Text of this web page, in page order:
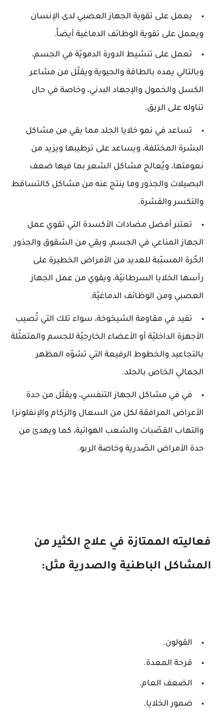
يعمل على تقوية الجهاز العصبي لدى الإنسان
ويعمل على تقوية الوظائف الدماغية أيضاً.
تعمل على تنشيط الدورة الدمويّة في الجسم،
وبالتالي يمده بالطاقة والحيوية ويقلّل من مشاعر
الكسل والخمول والإجهاد البدني، وخاصة في حال
تناوله على الريق.
تساعد في نمو خلايا الجلد مما يقي من مشاكل
البشرة المختلفة، ويساعد على ترطيبها ويزيد من
نعومتها، ويُعالج مشاكل الشعر بما فيها ضعف
البصيلات والجذور وما ينتج عنه من مشاكل كالتساقط
والتكسر والقشرة.
تعتبر أفضل مضادات الأكسدة التي تقوي عمل
الجهاز المناعي في الجسم، ويقي من الشقوق والجذور
الحُرة المسبّبة للعديد من الأمراض الخطيرة على
رأسها الخلايا السرطانيّة، ويقوي من عمل الجهاز
العصبي ومن الوظائف الدماغيّة.
تفيد في مقاومة الشيخوخة، سواء تلك التي تُصيب
الأجهزة الداخليّة أو الأعضاء الخارجيّة للجسم والمتمثّلة
بالتجاعيد والخطوط الرفيعة التي تشوّه المظهر
الجمالي الخاص بالجلد.
في في مشاكل الجهاز التنفسي، ويقلّل من حدة
الأعراض المرافقة لكل من السعال والزكام والإنفلونزا
والتهاب القصّبات والشعب الهوائية، كما ويهدئ من
حدة الأمراض الصّدرية وخاصة الربو.
فعاليته الممتازة في علاج الكثير من
المشاكل الباطنية والصدرية مثل:
القولون.
قرحة المعدة.
الضعف العام.
ضمور الخلايا.